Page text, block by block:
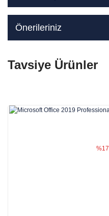
Önerileriniz
Tavsiye Ürünler
%17